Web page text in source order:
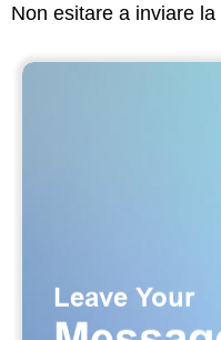
Non esitare a inviare